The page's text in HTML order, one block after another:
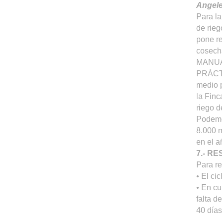
Para
de
pone
medio
la
riego
8.000
en el
7.-
Para
• El
• En
falta
40